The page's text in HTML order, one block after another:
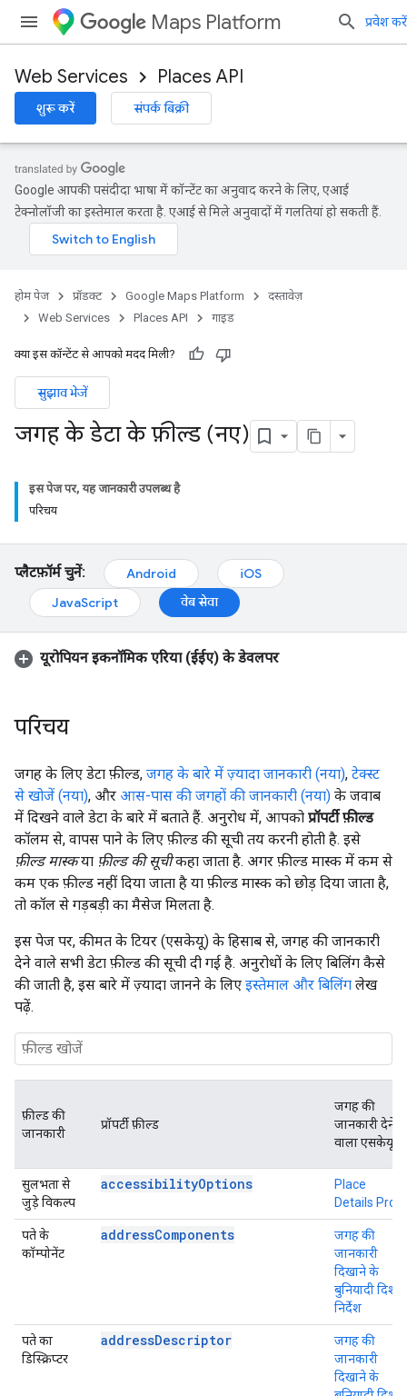
Maps Platform प्रवेश करें
Web Services Places API
शुरू करें संपर्क बिक्री
Google आपकी पसंदीदा भाषा में कॉन्टेंट का अनुवाद करने के लिए, एआई
टेक्नोलॉजी का इस्तेमाल करता है. एआई से मिले अनुवादों में गलतियां हो सकती हैं.
होम पेज प्रॉडक्ट Google Maps Platform
दस्तावेज़
Web Services
Places API गाइड
क्या इस कॉन्टेंट से आपको मदद मिली?
सुझाव भेजें
जगह के डेटा के फ़ील्ड (नए)
इस पेज पर, यह जानकारी उपलब्ध है
परिचय
प्लैटफ़ॉर्म चुनें: Android
iOS
JavaScript
वेब सेवा
यूरोपियन इकनॉमिक एरिया (ईईए) के डेवलपर
परिचय
जगह के लिए डेटा फ़ील्ड, जगह के बारे में ज़्यादा जानकारी (नया), टेक्स्ट
से खोजें (नया), और आस-पास की जगहों की जानकारी (नया) के जवाब
में दिखने वाले डेटा के बारे में बताते हैं. अनुरोध में, आपको प्रॉपर्टी फ़ील्ड
कॉलम से, वापस पाने के लिए फ़ील्ड की सूची तय करनी होती है. इसे
फ़ील्ड मास्कया फ़ील्ड की सूचीकहा जाता है. अगर फ़ील्ड मास्क में कम से
कम एक फ़ील्ड नहीं दिया जाता है या फ़ील्ड मास्क को छोड़ दिया जाता है,
तो कॉल से गड़बड़ी का मैसेज मिलता है.
इस पेज पर, कीमत के टियर (एसकेयू) के हिसाब से, जगह की जानकारी
देने वाले सभी डेटा फ़ील्ड की सूची दी गई है. अनुरोधों के लिए बिलिंग कैसे
की जाती है, इस बारे में ज़्यादा जानने के लिए इस्तेमाल और बिलिंग लेख
पढ़ें.
फ़ील्ड की
जानकारी
प्रॉपर्टी फ़ील्ड
जगह की
जानकारी देने
वाला एसकेयू
सुलभता से
जुड़े विकल्प
accessibilityOptions
Place
Details Pro
पते के
कॉम्पोनेंट
addressComponents
जगह की
जानकारी
दिखाने के
बुनियादी दिशा-
निर्देश
पते का
डिस्क्रिप्टर
addressDescriptor
जगह की
जानकारी
दिखाने के